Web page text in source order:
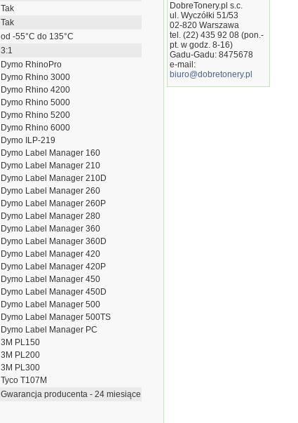
Tak
Tak
od -55°C do 135°C
3:1
Dymo RhinoPro
Dymo Rhino 3000
Dymo Rhino 4200
Dymo Rhino 5000
Dymo Rhino 5200
Dymo Rhino 6000
Dymo ILP-219
Dymo Label Manager 160
Dymo Label Manager 210
Dymo Label Manager 210D
Dymo Label Manager 260
Dymo Label Manager 260P
Dymo Label Manager 280
Dymo Label Manager 360
Dymo Label Manager 360D
Dymo Label Manager 420
Dymo Label Manager 420P
Dymo Label Manager 450
Dymo Label Manager 450D
Dymo Label Manager 500
Dymo Label Manager 500TS
Dymo Label Manager PC
3M PL150
3M PL200
3M PL300
Tyco T107M
Gwarancja producenta - 24 miesiące
DobreTonery.pl s.c.
ul. Wyczółki 51/53
02-820 Warszawa
tel. (22) 435 92 08 (pon.-
pt. w godz. 8-16)
Gadu-Gadu: 8475678
e-mail:
biuro@dobretonery.pl